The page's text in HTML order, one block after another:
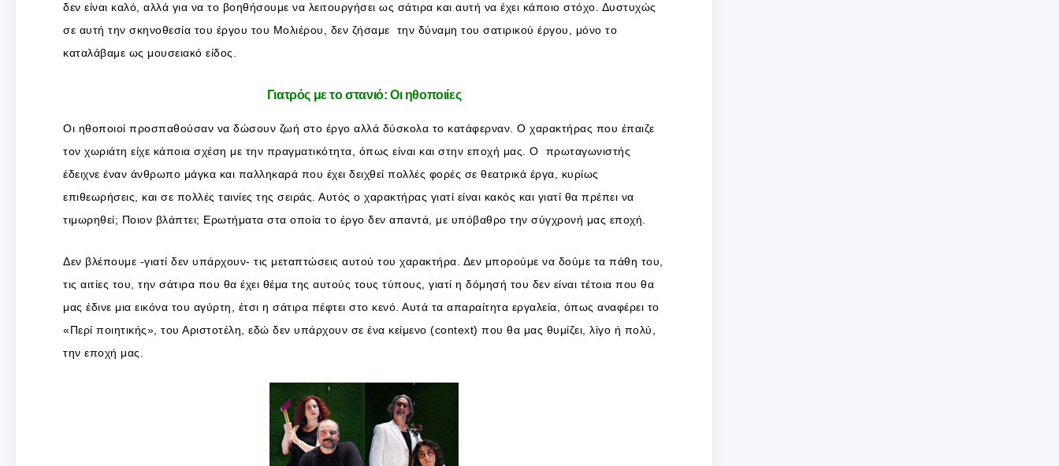
δεν είναι καλό, αλλά για να το βοηθήσουμε να λειτουργήσει ως σάτιρα και αυτή να έχει κάποιο στόχο. Δυστυχώς
σε αυτή την σκηνοθεσία του έργου του Μολιέρου, δεν ζήσαμε την δύναμη του σατιρικού έργου, μόνο το
καταλάβαμε ως μουσειακό είδος.
Γιατρός με το στανιό: Οι ηθοποιίες
Οι ηθοποιοί προσπαθούσαν να δώσουν ζωή στο έργο αλλά δύσκολα το κατάφερναν. Ο χαρακτήρας που έπαιζε
τον χωριάτη είχε κάποια σχέση με την πραγματικότητα, όπως είναι και στην εποχή μας. Ο πρωταγωνιστής
έδειχνε έναν άνθρωπο μάγκα και παλληκαρά που έχει δειχθεί πολλές φορές σε θεατρικά έργα, κυρίως
επιθεωρήσεις, και σε πολλές ταινίες της σειράς. Αυτός ο χαρακτήρας γιατί είναι κακός και γιατί θα πρέπει να
τιμωρηθεί; Ποιον βλάπτει; Ερωτήματα στα οποία το έργο δεν απαντά, με υπόβαθρο την σύγχρονή μας εποχή.
Δεν βλέπουμε -γιατί δεν υπάρχουν- τις μεταπτώσεις αυτού του χαρακτήρα. Δεν μπορούμε να δούμε τα πάθη του,
τις αιτίες του, την σάτιρα που θα έχει θέμα της αυτούς τους τύπους, γιατί η δόμησή του δεν είναι τέτοια που θα
μας έδινε μια εικόνα του αγύρτη, έτσι η σάτιρα πέφτει στο κενό. Αυτά τα απαραίτητα εργαλεία, όπως αναφέρει το
«Περί ποιητικής», του Αριστοτέλη, εδώ δεν υπάρχουν σε ένα κείμενο (context) που θα μας θυμίζει, λίγο ή πολύ,
την εποχή μας.